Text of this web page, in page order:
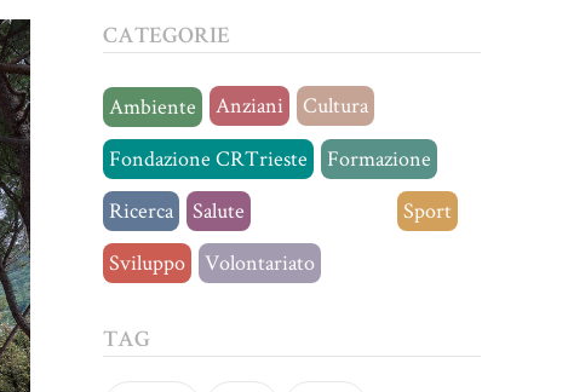
CATEGORIE
Ambiente Anziani
Cultura
Fondazione CRTrieste
Formazione
Ricerca
Salute
Sport
Sviluppo
Volontariato
TAG